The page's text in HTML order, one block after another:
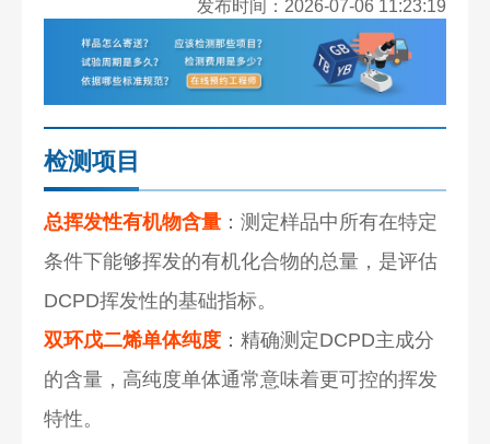
发布时间：2026-07-06 11:23:19
检测项目
总挥发性有机物含量 ：测定样品中所有在特定
条件下能够挥发的有机化合物的总量，是评估
DCPD挥发性的基础指标。
双环戊二烯单体纯度 ：精确测定DCPD主成分
的含量，高纯度单体通常意味着更可控的挥发
特性。